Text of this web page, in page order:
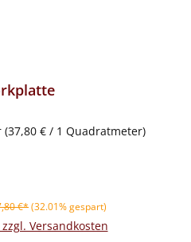
(37,80 € / 1 Quadratmeter)
Preis:
€*(32.01% gespart)
Versandkosten